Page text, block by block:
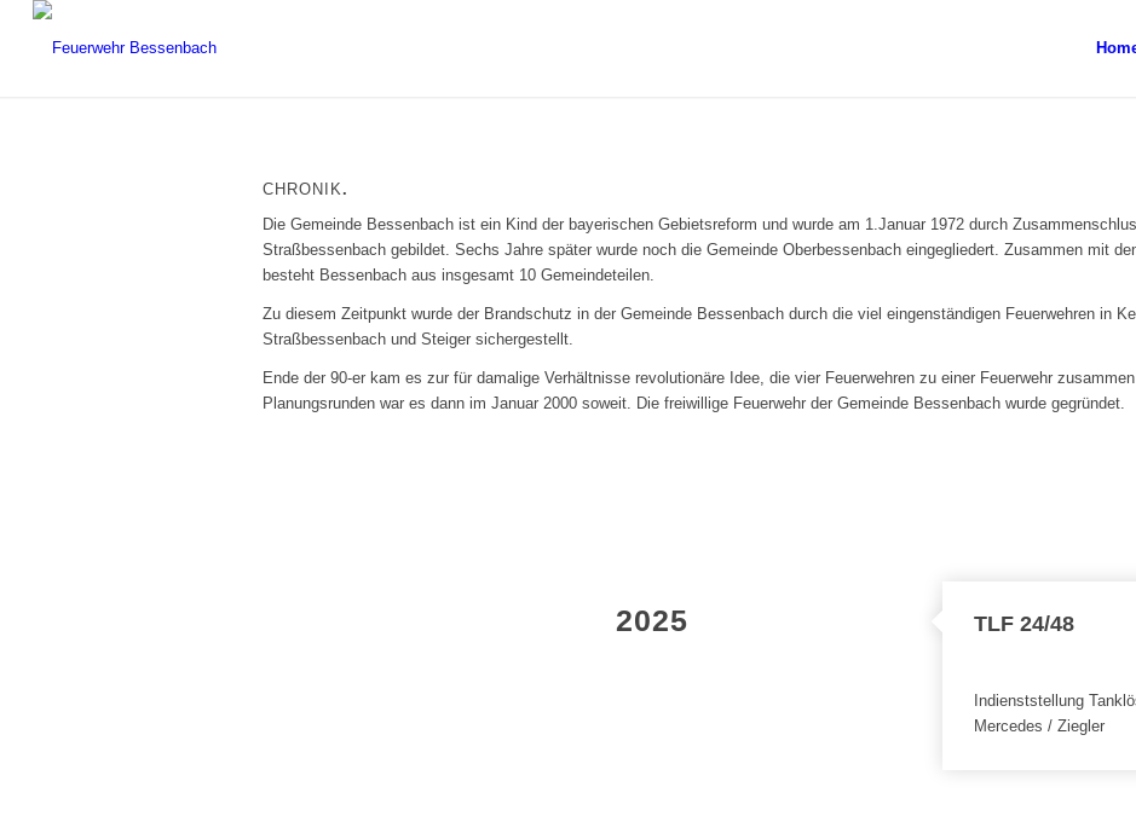
CHRONIK.
Die Gemeinde Bessenbach ist ein Kind der bayerischen Gebietsreform und wurde am 1.Januar 1972 durch
Straßbessenbach gebildet. Sechs Jahre später wurde noch die Gemeinde Oberbessenbach eingegliedert. Zusammen mit
besteht Bessenbach aus insgesamt 10 Gemeindeteilen.
Zu diesem Zeitpunkt wurde der Brandschutz in der Gemeinde Bessenbach durch die viel eingenständigen Feuerwehren in
Straßbessenbach und Steiger sichergestellt.
Ende der 90-er kam es zur für damalige Verhältnisse revolutionäre Idee, die vier Feuerwehren zu einer Feuerwehr
Planungsrunden war es dann im Januar 2000 soweit. Die freiwillige Feuerwehr der Gemeinde Bessenbach wurde gegründet.
2025 TLF 24/48
Indienststellung
Mercedes / Ziegler